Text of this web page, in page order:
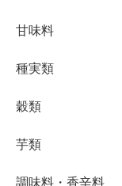
甘味料
種実類
穀類
芋類
調味料・香辛料